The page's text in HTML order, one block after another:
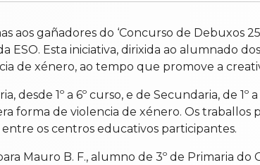
aos gañadores do ‘Concurso de Debuxos
da ESO. Esta iniciativa, dirixida ao alumnado
de xénero, ao tempo que promove a
desde 1º a 6º curso, e de Secundaria, de
forma de violencia de xénero. Os traballos
os centros educativos participantes.
Mauro B. F., alumno de 3º de Primaria